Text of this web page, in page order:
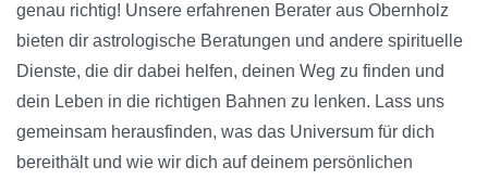
genau richtig! Unsere erfahrenen Berater aus Obernholz
bieten dir astrologische Beratungen und andere spirituelle
Dienste, die dir dabei helfen, deinen Weg zu finden und
dein Leben in die richtigen Bahnen zu lenken. Lass uns
gemeinsam herausfinden, was das Universum für dich
bereithält und wie wir dich auf deinem persönlichen